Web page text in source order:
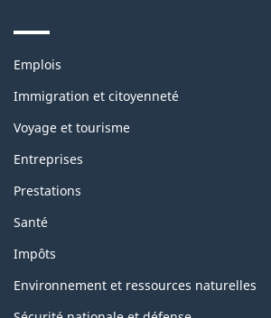
Themes
topics
Emplois
Immigration et citoyenneté
Voyage et tourisme
Entreprises
Prestations
Santé
Impôts
Environnement et ressources naturelles